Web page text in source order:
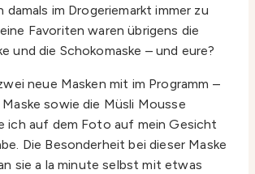
im Drogeriemarkt immer zu
Favoriten waren übrigens die
und die Schokomaske – und eure?
neue Masken mit im Programm –
sowie die Müsli Mousse
ich auf dem Foto auf mein Gesicht
Die Besonderheit bei dieser Maske
sie a la minute selbst mit etwas